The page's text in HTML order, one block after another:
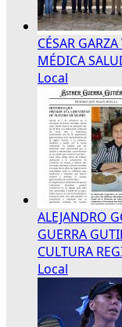
CÉSAR
MÉDICA
Local
ALEJANDRO
GUERRA
CULTURA
Local